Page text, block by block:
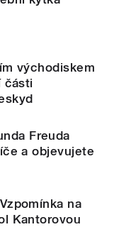
východiskem
části
Freuda
a objevujete
na
Kantorovou